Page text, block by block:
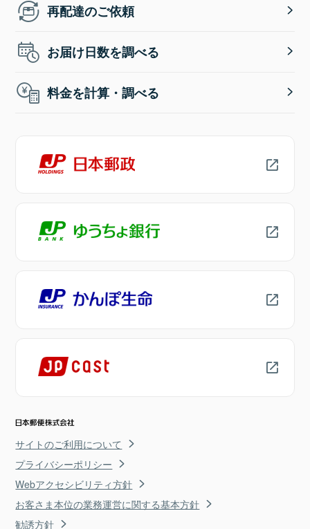
再配達のご依頼
お届け日数を調べる
料金を計算・調べる
サイトのご利用について
プライバシーポリシー
Webアクセシビリティ方針
お客さま本位の業務運営に関する基本方針
勧誘方針